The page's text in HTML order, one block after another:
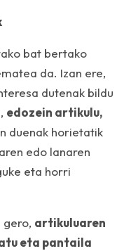
bat bertako
da. Izan ere,
dutenak bildu
edozein artikulu,
duenak horietatik
edo lanaren
eta horri
gero, artikuluaren
eta pantaila